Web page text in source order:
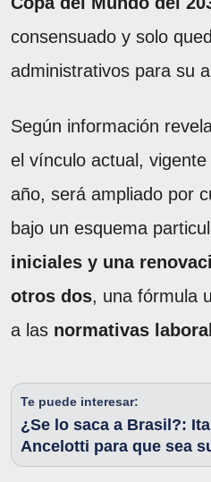
consensuado y solo
administrativos para su
Según información
el vínculo actual,
año, será ampliado por
bajo un esquema
iniciales y una
otros dos, una fórmula
a las normativas
Te puede interesar:
¿Se lo saca a Brasil?:
Ancelotti para que sea